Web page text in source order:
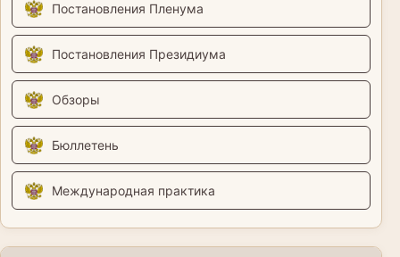
Постановления Пленума
Постановления Президиума
Обзоры
Бюллетень
Международная практика